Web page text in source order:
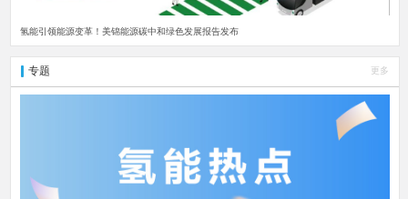
氢能引领能源变革！美锦能源碳中和绿色发展报告发布
专题 更多